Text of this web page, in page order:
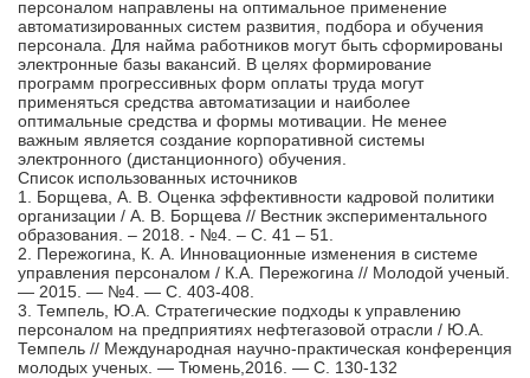
персоналом направлены на оптимальное применение
автоматизированных систем развития, подбора и обучения
персонала. Для найма работников могут быть сформированы
электронные базы вакансий. В целях формирование
программ прогрессивных форм оплаты труда могут
применяться средства автоматизации и наиболее
оптимальные средства и формы мотивации. Не менее
важным является создание корпоративной системы
электронного (дистанционного) обучения.
Список использованных источников
1. Борщева, А. В. Оценка эффективности кадровой политики
организации / А. В. Борщева // Вестник экспериментального
образования. – 2018. - №4. – С. 41 – 51.
2. Пережогина, К. А. Инновационные изменения в системе
управления персоналом / К.А. Пережогина // Молодой ученый.
— 2015. — №4. — С. 403-408.
3. Темпель, Ю.А. Стратегические подходы к управлению
персоналом на предприятиях нефтегазовой отрасли / Ю.А.
Темпель // Международная научно-практическая конференция
молодых ученых. — Тюмень,2016. — С. 130-132